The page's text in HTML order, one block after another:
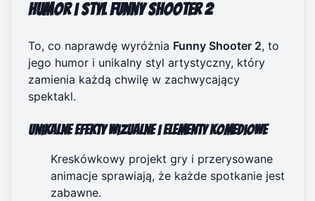
Humor i styl Funny Shooter 2
To, co naprawdę wyróżnia Funny Shooter 2, to
jego humor i unikalny styl artystyczny, który
zamienia każdą chwilę w zachwycający
spektakl.
Unikalne efekty wizualne i elementy komediowe
Kreskówkowy projekt gry i przerysowane
animacje sprawiają, że każde spotkanie jest
zabawne.